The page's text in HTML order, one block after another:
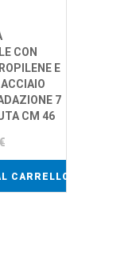
CON
E
7
CM 46
CARRELLO